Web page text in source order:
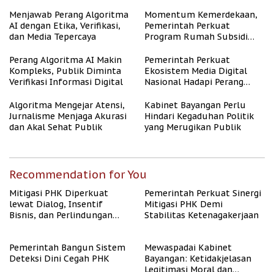
Menjawab Perang Algoritma
AI dengan Etika, Verifikasi,
dan Media Tepercaya
Momentum Kemerdekaan,
Pemerintah Perkuat
Program Rumah Subsidi
Berpenghasilan Rendah
Perang Algoritma AI Makin
Kompleks, Publik Diminta
Verifikasi Informasi Digital
Pemerintah Perkuat
Ekosistem Media Digital
Nasional Hadapi Perang
Algoritma Mengejar Atensi,
Jurnalisme Menjaga Akurasi
dan Akal Sehat Publik
Kabinet Bayangan Perlu
Hindari Kegaduhan Politik
yang Merugikan Publik
Recommendation for You
Mitigasi PHK Diperkuat
lewat Dialog, Insentif
Bisnis, dan Perlindungan
Pemerintah Perkuat Sinergi
Mitigasi PHK Demi
Stabilitas Ketenagakerjaan
Pemerintah Bangun Sistem
Deteksi Dini Cegah PHK
Mewaspadai Kabinet
Bayangan: Ketidakjelasan
Legitimasi Moral dan